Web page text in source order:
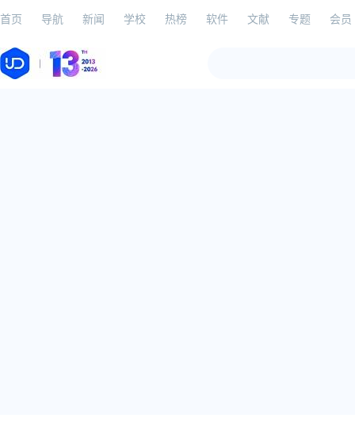
首页 导航 新闻 学校 热榜 软件 文献 专题 会员